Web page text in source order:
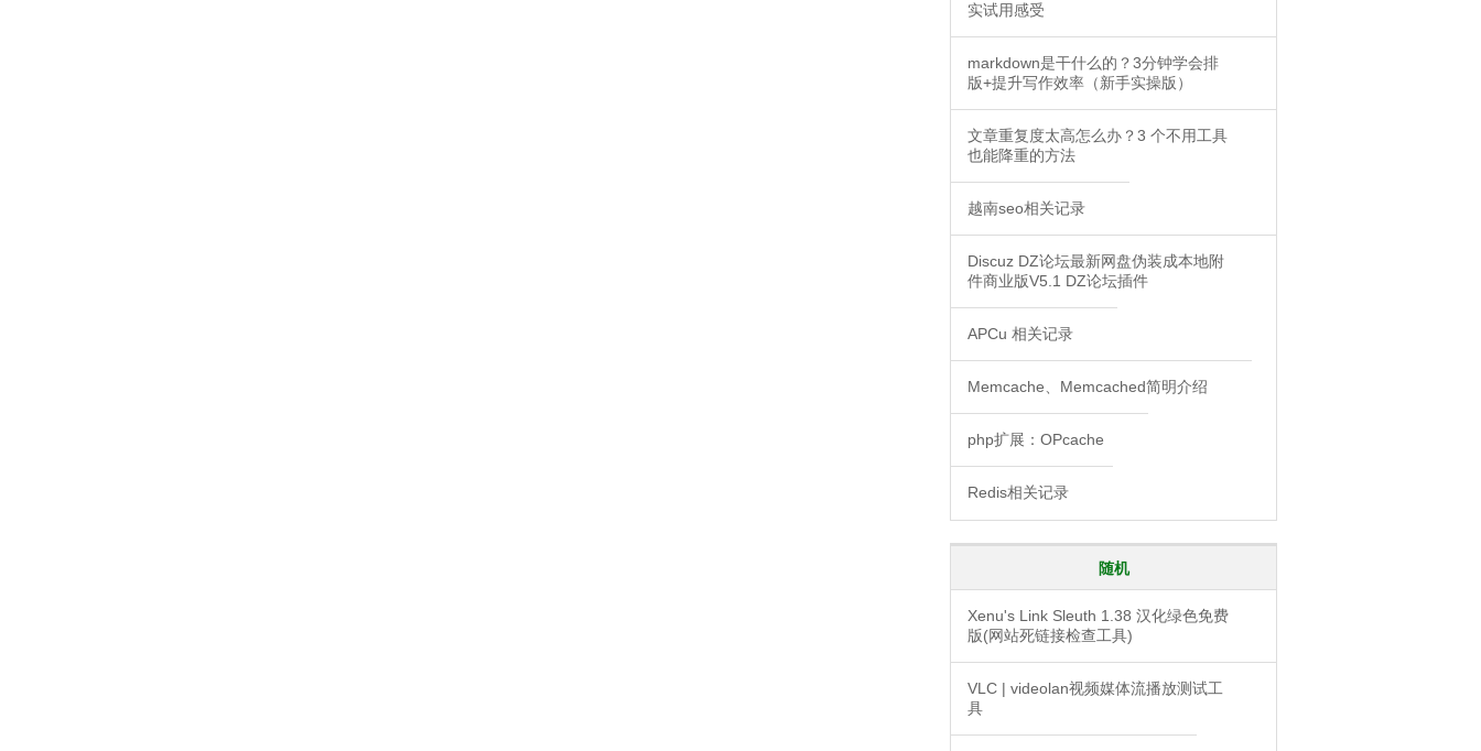
实试用感受
markdown是干什么的？3分钟学会排
版+提升写作效率（新手实操版）
文章重复度太高怎么办？3 个不用工具
也能降重的方法
越南seo相关记录
Discuz DZ论坛最新网盘伪装成本地附
件商业版V5.1 DZ论坛插件
APCu 相关记录
Memcache、Memcached简明介绍
php扩展：OPcache
Redis相关记录
随机
Xenu's Link Sleuth 1.38 汉化绿色免费
版(网站死链接检查工具)
VLC | videolan视频媒体流播放测试工
具